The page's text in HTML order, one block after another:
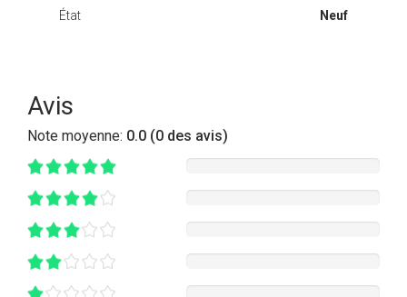
État Neuf
Avis
Note moyenne: 0.0 (0 des avis)